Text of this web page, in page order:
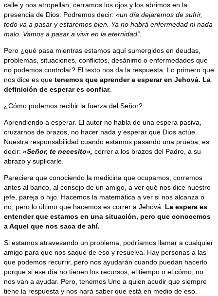
calle y nos atropellan, cerramos los ojos y los abrimos en la
presencia de Dios. Podremos decir: «un día dejaremos de sufrir,
todo va a pasar y estaremos bien. Ya no habrá enfermedad ni nada
malo. Vamos a pasar a vivir en la eternidad”.
Pero ¿qué pasa mientras estamos aquí sumergidos en deudas,
problemas, situaciones, conflictos, desánimo o enfermedades que
no podemos controlar? El texto nos da la respuesta. Lo primero que
nos dice es que tenemos que aprender a esperar en Jehová. La
definición de esperar es confiar.
¿Cómo podemos recibir la fuerza del Señor?
Aprendiendo a esperar. El autor no habla de una espera pasiva,
cruzarnos de brazos, no hacer nada y esperar que Dios actúe.
Nuestra responsabilidad cuando estamos pasando una prueba, es
decir: «Señor, te necesito», correr a los brazos del Padre, a su
abrazo y suplicarle.
Pareciera que conociendo la medicina que ocupamos, corremos
antes al banco, al consejo de un amigo, a ver qué nos dice nuestro
jefe, pareja o hijo. Hacemos la matemática a ver si nos alcanza o
no, pero lo último que hacemos es correr a Jehová. La espera es
entender que estamos en una situación, pero que conocemos
a Aquel que nos saca de ahí.
Si estamos atravesando un problema, podríamos llamar a cualquier
amigo para que nos saque de eso y resuelva. Hay personas a las
que podemos recurrir, pero nos ayudarán cuando puedan hacerlo
porque si ese día no tienen los recursos, el tiempo o el cómo, no
nos van a ayudar. Pero, tenemos Uno a quien acudir que siempre
tiene la respuesta y nos hará saber que está en medio de eso.